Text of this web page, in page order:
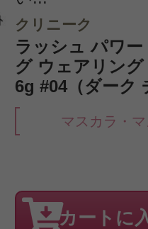
クリニーク
ラッシュ パワ
グ ウェアリン
6g #04（ダーク
マスカラ・
カートに